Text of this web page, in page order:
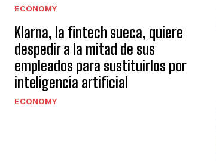
ECONOMY
Klarna, la fintech sueca, quiere
despedir a la mitad de sus
empleados para sustituirlos por
inteligencia artificial
ECONOMY